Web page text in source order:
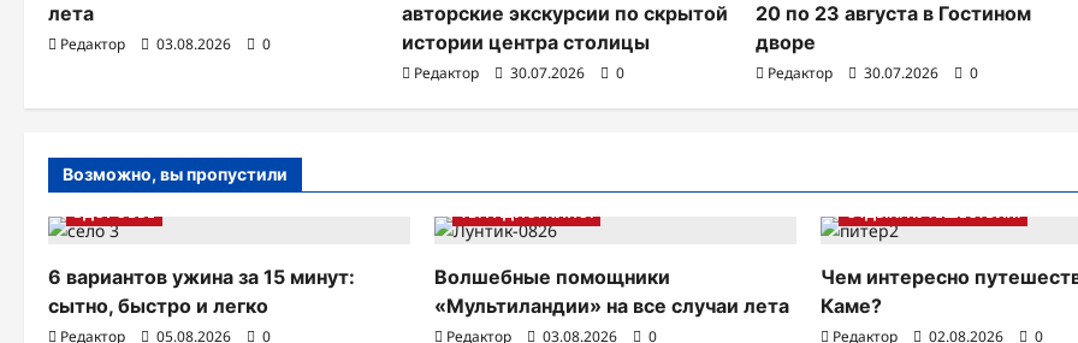
я
о
з
а
п
и
с
лета
Редактор 03.08.2026 0
авторские экскурсии по скрытой
истории центра столицы
Редактор 30.07.2026 0
20 по 23 августа в Гостином
дворе
Редактор 30.07.2026 0
Возможно, вы пропустили
ЗДОРОВЬЕ
6 вариантов ужина за 15 минут:
сытно, быстро и легко
Редактор 05.08.2026 0
ТВ. РАДИО. КИНО.
Волшебные помощники
«Мультиландии» на все случаи лета
Редактор 03.08.2026 0
ОТДЫХ. ПУТЕШЕСТВИЯ.
Чем интересно
Каме?
Редактор 02.08.2026 0